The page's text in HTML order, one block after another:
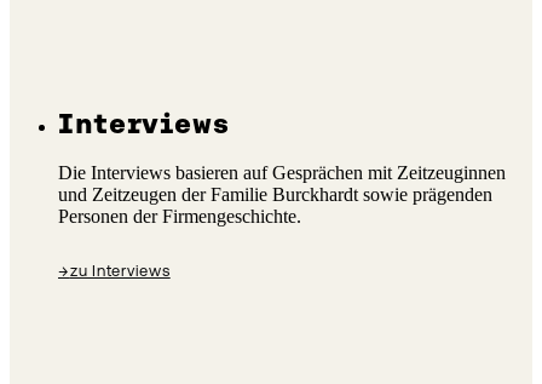
Interviews
Die Interviews basieren auf Gesprächen mit Zeitzeuginnen
und Zeitzeugen der Familie Burckhardt sowie prägenden
Personen der Firmengeschichte.
→zu Interviews